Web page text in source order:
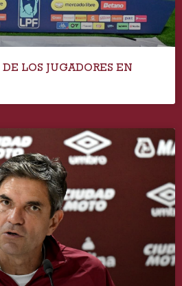
LOS JUGADORES EN